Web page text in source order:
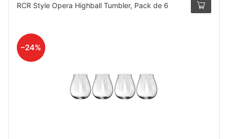
RCR Style Opera Highball Tumbler, Pack de 6
–24%